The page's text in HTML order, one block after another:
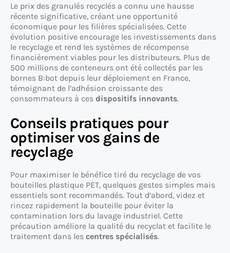
Le prix des granulés recyclés a connu une hausse
récente significative, créant une opportunité
économique pour les filières spécialisées. Cette
évolution positive encourage les investissements dans
le recyclage et rend les systèmes de récompense
financièrement viables pour les distributeurs. Plus de
500 millions de conteneurs ont été collectés par les
bornes B:bot depuis leur déploiement en France,
témoignant de l’adhésion croissante des
consommateurs à ces dispositifs innovants.
Conseils pratiques pour
optimiser vos gains de
recyclage
Pour maximiser le bénéfice tiré du recyclage de vos
bouteilles plastique PET, quelques gestes simples mais
essentiels sont recommandés. Tout d’abord, videz et
rincez rapidement la bouteille pour éviter la
contamination lors du lavage industriel. Cette
précaution améliore la qualité du recyclat et facilite le
traitement dans les centres spécialisés.